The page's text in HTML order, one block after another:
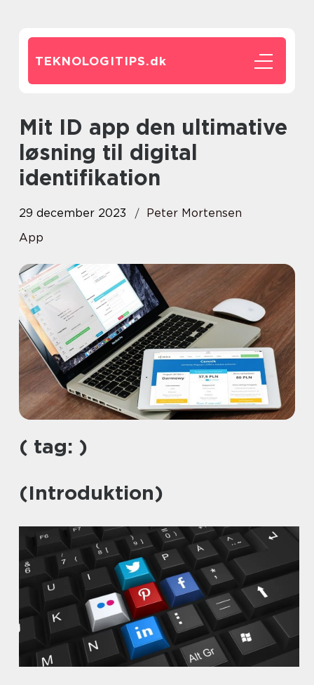
TEKNOLOGITIPS.dk
Mit ID app den ultimative
løsning til digital
identifikation
29 december 2023
Peter Mortensen
App
( tag: )
(Introduktion)